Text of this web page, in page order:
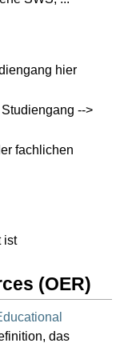
hier
-->
fachlichen
ist
(OER)
das